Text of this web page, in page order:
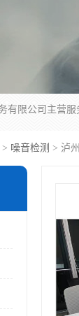
> 噪音检测 > 泸